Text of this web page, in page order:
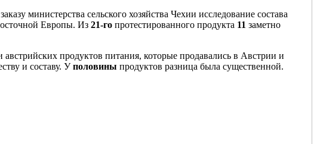
министерства сельского хозяйства Чехии исследование состава
Европы. Из 21-го протестированного продукта 11 заметно
австрийских продуктов питания, которые продавались в Австрии и
и составу. Уполовины продуктов разница была существенной.